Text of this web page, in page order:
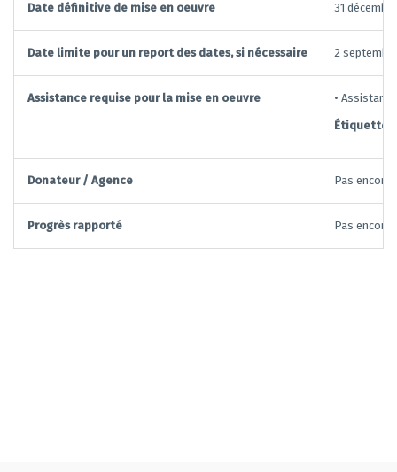
Date définitive de mise en oeuvre 31
Date limite pour un report des dates, si nécessaire 2
Assistance requise pour la mise en oeuvre •
Étiquettes:
Donateur / Agence Pas encore
Progrès rapporté Pas encore